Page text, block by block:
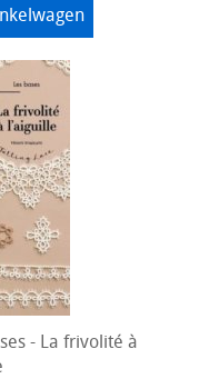
- La frivolité à